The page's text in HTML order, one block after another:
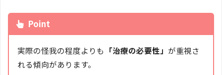
Point
実際の怪我の程度よりも 「治療の必要性」 が重視さ
れる傾向があります。